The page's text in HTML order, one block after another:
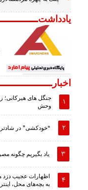
یادداشت
اخبار
جنگل های هیرکانی؛
وحش
“خودکشی” در
یاد بگیریم چگونه
اظهارات عجیب دزد
به بچه‌های محل،